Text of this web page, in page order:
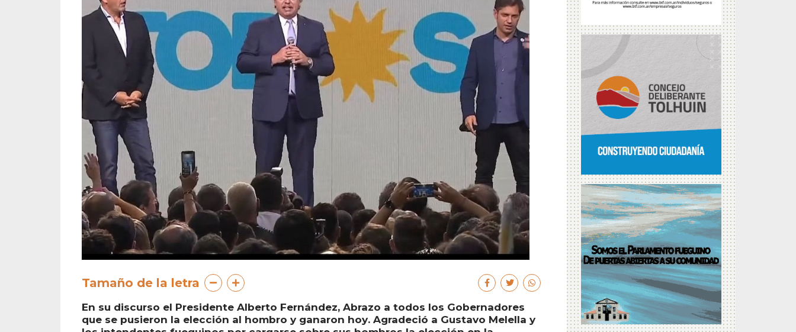
Tamaño de la letra
En su discurso el Presidente Alberto Fernández, Abrazo a todos los Gobernadores
que se pusieron la elección al hombro y ganaron hoy. Agradeció a Gustavo Melella y